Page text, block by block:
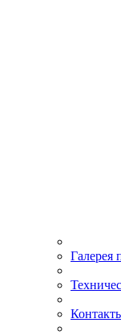
Галерея